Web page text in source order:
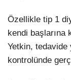
Özellikle tip 1
kendi başlarına
Yetkin, tedavide
kontrolünde